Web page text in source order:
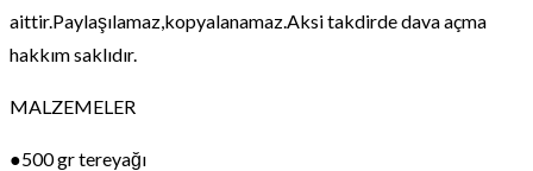
aittir.Paylaşılamaz,kopyalanamaz.Aksi takdirde dava açma
hakkım saklıdır.
MALZEMELER
●500 gr tereyağı